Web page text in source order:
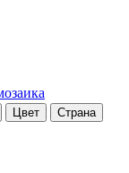
Цвет Страна